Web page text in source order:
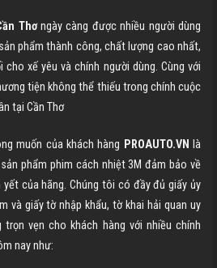
Thơngày càng được nhiều người dùng
phẩm thành công, chất lượng cao nhất,
xế yêu và chính người dùng. Cùng với
tiện không thể thiếu trong chính cuộc
tại Cần Thơ
muốn của khách hàng PROAUTO.VN là
phẩm phim cách nhiệt 3M đảm bảo về
của hãng. Chúng tôi có đầy đủ giấy ủy
và giấy tờ nhập khẩu, tờ khai hải quan uy
vẹn cho khách hàng với nhiều chính
nay như: